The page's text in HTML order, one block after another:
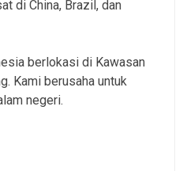
di China, Brazil, dan
berlokasi di Kawasan
Kami berusaha untuk
negeri.